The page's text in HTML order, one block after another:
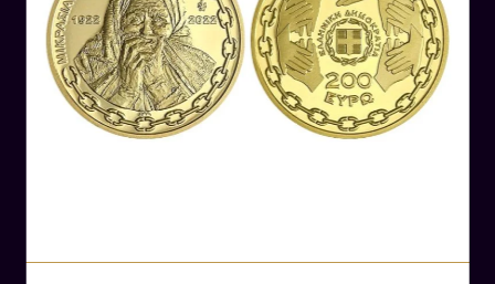
μεγάλες και αρχιτεκτονικά εντυπωσιακές
κατασκευές, όπως το παλάτι της Κνωσού και
άλλα ανάκτορα.
Η θρησκευτική ζωή των Μινωιτών ήταν πολύ